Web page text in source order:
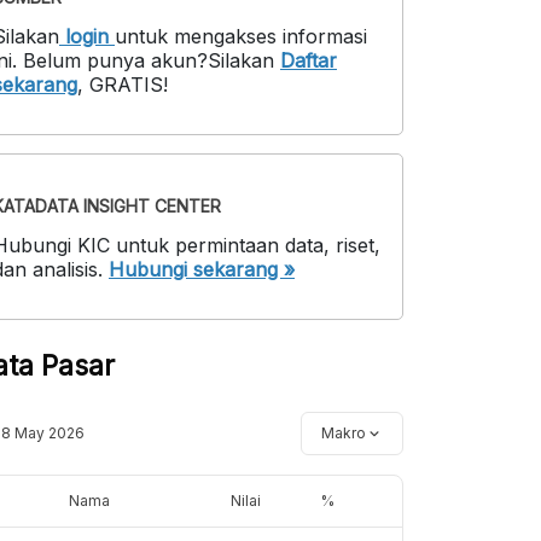
login untuk mengakses informasi
. Belum punya akun?Silakan Daftar
, GRATIS!
INSIGHT CENTER
KIC untuk permintaan data, riset,
analisis. Hubungi sekarang »
Pasar
May 2026 Makro
Nama Nilai %